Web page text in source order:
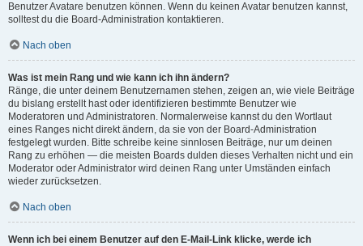
Benutzer Avatare benutzen können. Wenn du keinen Avatar benutzen kannst,
solltest du die Board-Administration kontaktieren.
Nach oben
Was ist mein Rang und wie kann ich ihn ändern?
Ränge, die unter deinem Benutzernamen stehen, zeigen an, wie viele Beiträge
du bislang erstellt hast oder identifizieren bestimmte Benutzer wie
Moderatoren und Administratoren. Normalerweise kannst du den Wortlaut
eines Ranges nicht direkt ändern, da sie von der Board-Administration
festgelegt wurden. Bitte schreibe keine sinnlosen Beiträge, nur um deinen
Rang zu erhöhen — die meisten Boards dulden dieses Verhalten nicht und ein
Moderator oder Administrator wird deinen Rang unter Umständen einfach
wieder zurücksetzen.
Nach oben
Wenn ich bei einem Benutzer auf den E-Mail-Link klicke, werde ich